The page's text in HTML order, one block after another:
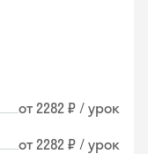
от 2282 ₽ / урок
от 2282 ₽ / урок